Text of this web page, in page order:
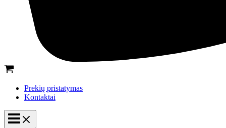
Prekių pristatymas
Kontaktai